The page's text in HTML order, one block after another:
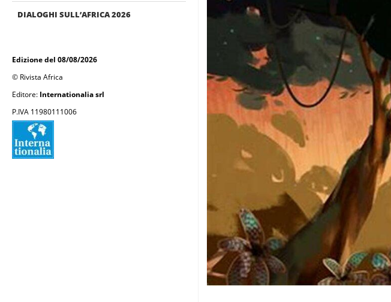
DIALOGHI SULL’AFRICA 2026
Edizione del 08/08/2026
© Rivista Africa
Editore: Internationalia srl
P.IVA 11980111006